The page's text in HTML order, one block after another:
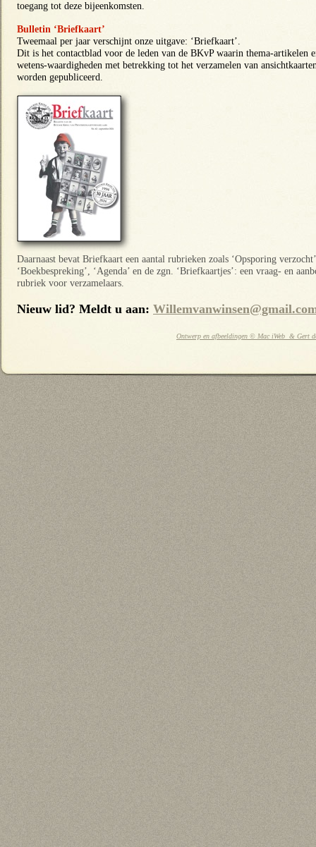
toegang tot deze bijeenkomsten.
Bulletin ‘Briefkaart’
Tweemaal per jaar verschijnt onze uitgave: ‘Briefkaart’.
Dit is het contactblad voor de leden van de BKvP waarin thema-artikelen
wetens-waardigheden met betrekking tot het verzamelen van
worden gepubliceerd.
Daarnaast bevat Briefkaart een aantal rubrieken zoals ‘Opsporing
‘Boekbespreking’, ‘Agenda’ en de zgn. ‘Briefkaartjes’: een vraag- en
rubriek voor verzamelaars.
Nieuw lid? Meldt u aan:
Ontwerp en afbeeldingen © Mac iWeb & Gert